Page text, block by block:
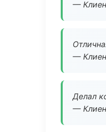
—
—
Делал
—